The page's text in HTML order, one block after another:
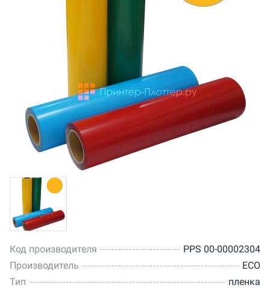
Код производителя
PPS 00-00002304
Производитель
ECO
Тип
пленка